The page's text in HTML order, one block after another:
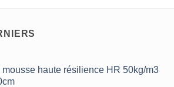
mousse haute résilience HR 50kg/m3